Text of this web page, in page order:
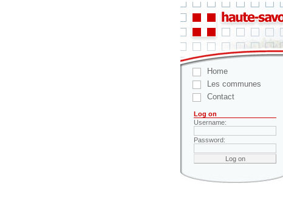
Home
Les communes
Contact
Log on
Username:
Password: